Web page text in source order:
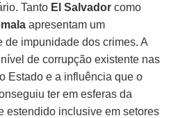
Tanto El Salvadorcomo
apresentam um
de impunidade dos crimes. A
de corrupção existente nas
Estado e a influência que o
ter em esferas da
estendido inclusive em setores